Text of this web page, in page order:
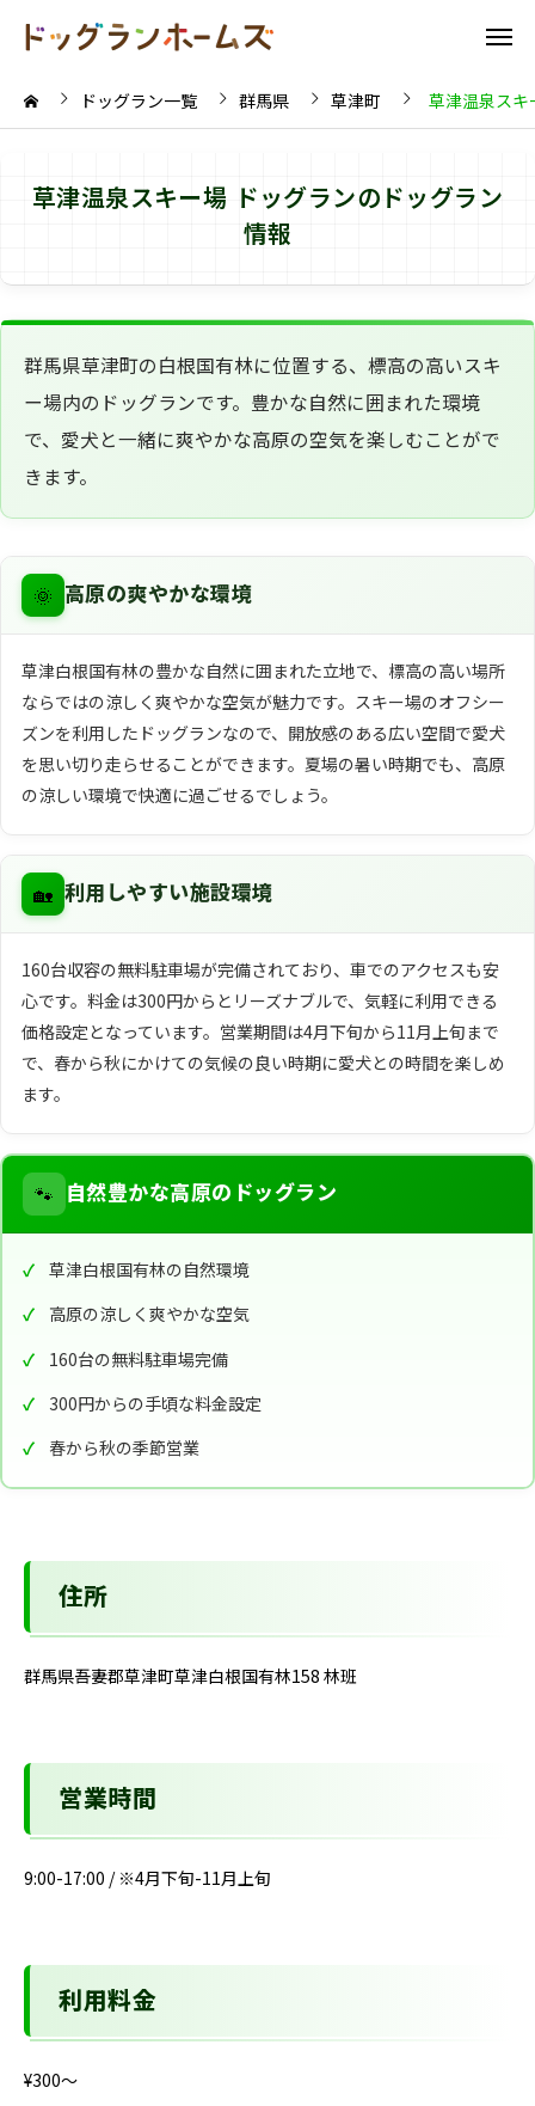
ドッグラン一覧 群馬県 草津町 草津温泉スキ
草津温泉スキー場 ドッグランのドッグラン
情報
群馬県草津町の白根国有林に位置する、標高の高いスキ
ー場内のドッグランです。豊かな自然に囲まれた環境
で、愛犬と一緒に爽やかな高原の空気を楽しむことがで
きます。
🌞 高原の爽やかな環境
草津白根国有林の豊かな自然に囲まれた立地で、標高の高い場所
ならではの涼しく爽やかな空気が魅力です。スキー場のオフシー
ズンを利用したドッグランなので、開放感のある広い空間で愛犬
を思い切り走らせることができます。夏場の暑い時期でも、高原
の涼しい環境で快適に過ごせるでしょう。
🏡 利用しやすい施設環境
160台収容の無料駐車場が完備されており、車でのアクセスも安
心です。料金は300円からとリーズナブルで、気軽に利用できる
価格設定となっています。営業期間は4月下旬から11月上旬まで
で、春から秋にかけての気候の良い時期に愛犬との時間を楽しめ
ます。
🐾 自然豊かな高原のドッグラン
草津白根国有林の自然環境
高原の涼しく爽やかな空気
160台の無料駐車場完備
300円からの手頃な料金設定
春から秋の季節営業
住所
群馬県吾妻郡草津町草津白根国有林158 林班
営業時間
9:00-17:00 / ※4月下旬-11月上旬
利用料金
¥300〜